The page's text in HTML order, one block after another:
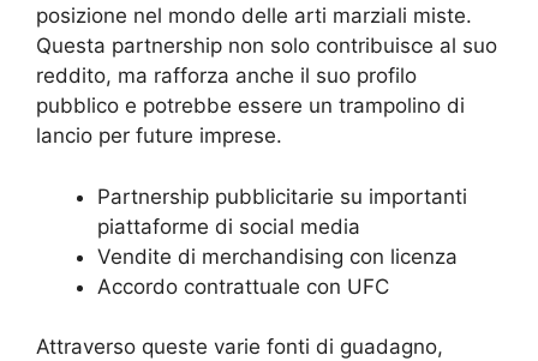
posizione nel mondo delle arti marziali miste.
Questa partnership non solo contribuisce al suo
reddito, ma rafforza anche il suo profilo
pubblico e potrebbe essere un trampolino di
lancio per future imprese.
Partnership pubblicitarie su importanti
piattaforme di social media
Vendite di merchandising con licenza
Accordo contrattuale con UFC
Attraverso queste varie fonti di guadagno,